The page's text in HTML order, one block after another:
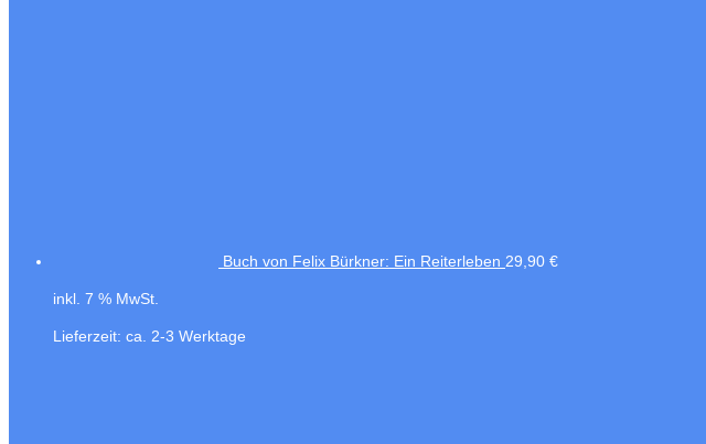
Buch von Felix Bürkner: Ein Reiterleben 29,90 €
inkl. 7 % MwSt.
Lieferzeit: ca. 2-3 Werktage